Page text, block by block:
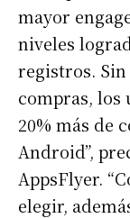
mayor
niveles
registros.
compras, los
20% más de
Android”,
AppsFlyer.
elegir,